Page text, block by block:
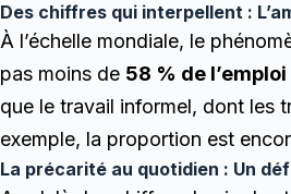
Des chiffres qui interpellent :
À l’échelle mondiale, le
pas moins de 58 % de
que le travail informel, dont les
exemple, la proportion est
La précarité au quotidien : Un